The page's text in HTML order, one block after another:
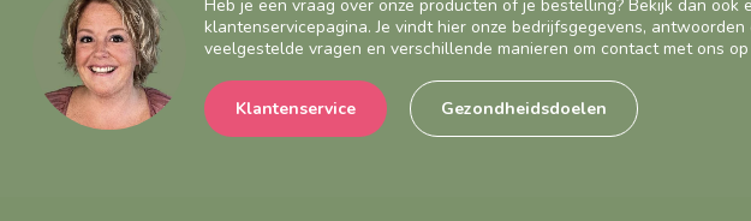
Heb je een vraag over onze producten of je bestelling? Bekijk dan ook
klantenservicepagina. Je vindt hier onze bedrijfsgegevens, antwoorden
veelgestelde vragen en verschillende manieren om contact met ons
Klantenservice Gezondheidsdoelen